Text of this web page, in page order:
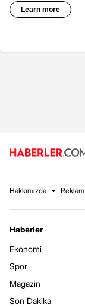
Hakkımızda Reklam
Haberler
Ekonomi
Spor
Magazin
Son Dakika